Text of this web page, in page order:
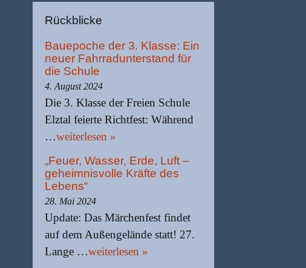
Rückblicke
Bauepoche der 3. Klasse: Ein
neuer Fahrradunterstand für
die Schule
4. August 2024
Die 3. Klasse der Freien Schule
Elztal feierte Richtfest: Während
…weiterlesen »
„Feuer, Wasser, Erde, Luft –
geheimnisvolle Kräfte des
Lebens“
28. Mai 2024
Update: Das Märchenfest findet
auf dem Außengelände statt! 27.
Lange …weiterlesen »